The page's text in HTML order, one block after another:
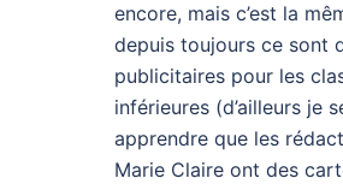
encore, mais c’est la
depuis toujours ce sont
publicitaires pour les
inférieures (d’ailleurs je
apprendre que les
Marie Claire ont des